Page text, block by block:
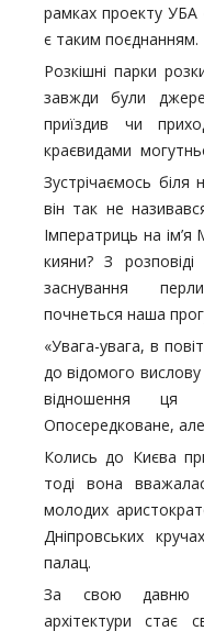
рамках проекту УБА
є таким поєднанням.
Розкішні парки
завжди були
приїздив чи
краєвидами
Зустрічаємось біля
він так не
Імператриць на ім’я
кияни? З
заснування
почнеться наша
«Увага-увага, в
до відомого вислову
відношення ця
Опосередковане,
Колись до Києва
тоді вона
молодих
Дніпровських
палац.
За свою давню
архітектури стає